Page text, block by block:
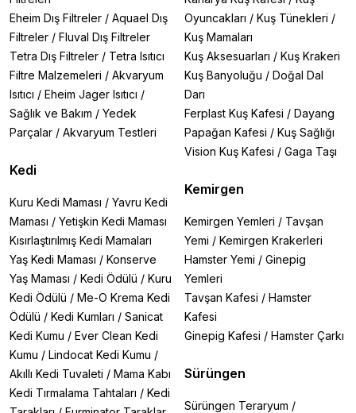
Eheim Dış Filtreler / Aquael Dış
Filtreler / Fluval Dış Filtreler
Tetra Dış Filtreler / Tetra Isıtıcı
Filtre Malzemeleri / Akvaryum
Isıtıcı / Eheim Jager Isıtıcı /
Sağlık ve Bakım / Yedek
Parçalar / Akvaryum Testleri
Kedi
Kuru Kedi Maması / Yavru Kedi
Maması / Yetişkin Kedi Maması
Kısırlaştırılmış Kedi Mamaları
Yaş Kedi Maması / Konserve
Yaş Maması / Kedi Ödülü / Kuru
Kedi Ödülü / Me-O Krema Kedi
Ödülü / Kedi Kumları / Sanicat
Kedi Kumu / Ever Clean Kedi
Kumu / Lindocat Kedi Kumu /
Akıllı Kedi Tuvaleti / Mama Kabı
Kedi Tırmalama Tahtaları / Kedi
Oyuncakları / Kuş Tünekleri /
Kuş Mamaları
Kuş Aksesuarları / Kuş Krakeri
Kuş Banyoluğu / Doğal Dal
Darı
Ferplast Kuş Kafesi / Dayang
Papağan Kafesi / Kuş Sağlığı
Vision Kuş Kafesi / Gaga Taşı
Kemirgen
Kemirgen Yemleri / Tavşan
Yemi / Kemirgen Krakerleri
Hamster Yemi / Ginepig
Yemleri
Tavşan Kafesi / Hamster
Kafesi
Ginepig Kafesi / Hamster Çarkı
Sürüngen
Sürüngen Teraryum /